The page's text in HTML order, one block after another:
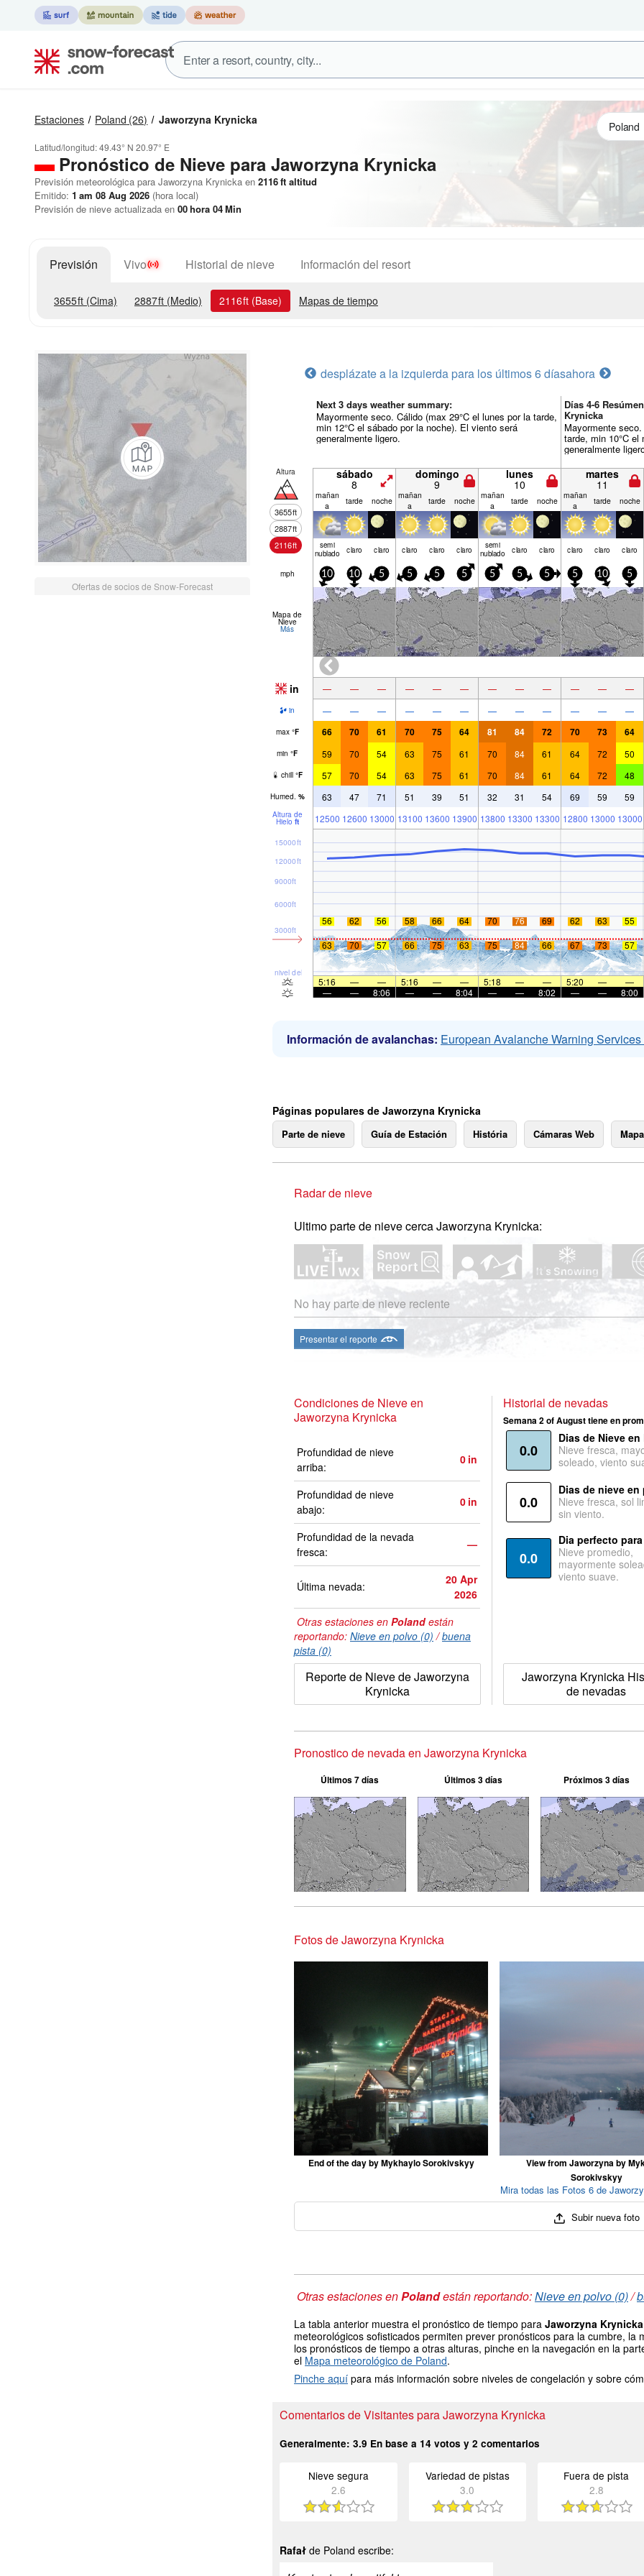
Estaciones Poland (26) Jaworzyna Krynicka
Latitud/longitud:49.43° N 20.97° E
Pronóstico de Nieve para Jaworzyna Krynicka
Previsión meteorológica para Jaworzyna Krynicka en 2116ft altitud
Emitido: 1 am 08 Aug 2026 (hora local)
Previsión de nieve actualizada en 00hora 04Min
Previsión Vivo Historial de nieve Información del resort
3655ft (Cima) 2887ft (Medio) 2116ft (Base) Mapas de tiempo
Ofertas de socios de Snow-Forecast
desplázate a la izquierda para los últimos 6 díasahora
Next 3 days weather summary:
Mayormente seco. Cálido (max 29°C el lunes por la tarde,
min 12°C el sábado por la noche). El viento será
generalmente ligero.
Días 4-6
Krynicka
Mayormente
tarde, min 10°C
generalmente
Altura
3655ft
2887ft
2116ft
sábado
8
domingo
9
lunes
10
martes
11
mañan
a
tarde noche mañan
a
tarde noche mañan
a
tarde noche mañan
a
tarde noche
semi
nublado claro claro claro claro claro semi
nublado claro claro claro claro claro
mph 10 10 5 5 5 5 5 5 5 5 10 5
Mapa de
Nieve
Más
in — — — — — — — — — — — —
in — — — — — — — — — — — —
max °F 66 70 61 70 75 64 81 84 72 70 73 64
min °F 59 70 54 63 75 61 70 84 61 64 72 50
chill °F 57 70 54 63 75 61 70 84 61 64 72 48
Humed. % 63 47 71 51 39 51 32 31 54 69 59 59
Altura de
Hielo ft 12500 12600 13000 13100 13600 13900 13800 13300 13300 12800 13000 13000
nivel del mar
3000ft
6000ft
9000ft
12000ft
15000ft
56 62 56 58 66 64 70 76 69 62 63 55
63
70 57 66 75 63 75 84 66 67 73 57
5:16 — — 5:16 — — 5:18 — — 5:20 — —
—
— 8:06 — — 8:04 — — 8:02 — — 8:00
Información de avalanchas: European Avalanche Warning Services
Páginas populares de Jaworzyna Krynicka
Parte de nieve Guía de Estación História Cámaras Web
Radar de nieve
Ultimo parte de nieve cerca Jaworzyna Krynicka:
No hay parte de nieve reciente
Presentar el reporte
Condiciones de Nieve en
Jaworzyna Krynicka
Profundidad de nieve
arriba:
0 in
Profundidad de nieve
abajo:
0 in
Profundidad de la nevada
fresca:
—
Última nevada:
20 Apr
2026
Otras estaciones en Polandestán
reportando: Nieve en polvo (0) /buena
pista (0)
Reporte de Nieve de Jaworzyna
Krynicka
Historial de nevadas
Semana 2 of August tiene en
0.0
Dias de Nieve en
Nieve fresca,
soleado, viento
0.0
Dias de nieve en
Nieve fresca, sol
sin viento.
0.0
Dia perfecto
Nieve promedio,
mayormente
viento suave.
Jaworzyna Krynicka
de nevadas
Pronostico de nevada en Jaworzyna Krynicka
Últimos 7 días Últimos 3 días Próximos 3 días
Fotos de Jaworzyna Krynicka
End of the day by Mykhaylo Sorokivskyy
View from Jaworzyna by
Sorokivskyy
Mira todas las Fotos 6 de
Subir nueva foto
Otras estaciones enPolandestán reportando:Nieve en polvo (0)/
La tabla anterior muestra el pronóstico de tiempo para Jaworzyna Krynicka
meteorológicos sofisticados permiten prever pronósticos para la cumbre, la
los pronósticos de tiempo a otras alturas, pinche en la navegación en la
el Mapa meteorológico de Poland.
Pinche aquí para más información sobre niveles de congelación y sobre
Comentarios de Visitantes para Jaworzyna Krynicka
Generalmente: 3.9 En base a 14 votos y 2 comentarios
Nieve segura
2.6
Variedad de pistas
3.0
Fuera de pista
2.8
Rafał de Poland escribe: